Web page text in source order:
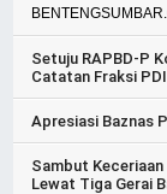
Setuju RAPBD-P
Catatan Fraksi
Apresiasi Baznas
Sambut
Lewat Tiga Gerai